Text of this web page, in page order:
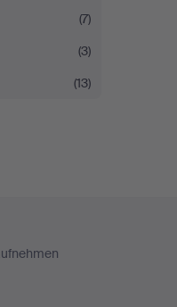
(7)
(3)
(13)